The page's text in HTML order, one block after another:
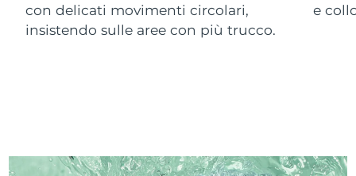
con delicati movimenti circolari,
insistendo sulle aree con più trucco.
e